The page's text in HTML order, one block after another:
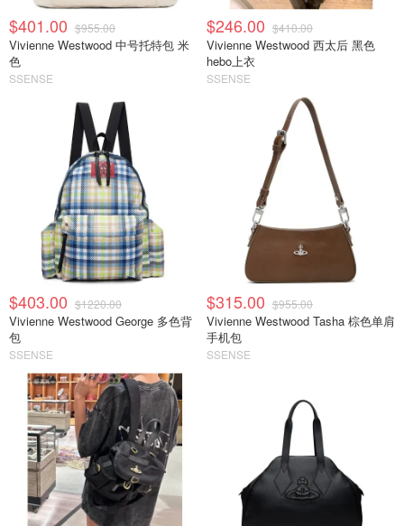
$401.00 $955.00
Vivienne Westwood 中号托特包 米
色
SSENSE
$246.00 $410.00
Vivienne Westwood 西太后 黑色
hebo上衣
SSENSE
$403.00 $1220.00
Vivienne Westwood George 多色背
包
SSENSE
$315.00 $955.00
Vivienne Westwood Tasha 棕色单肩
手机包
SSENSE